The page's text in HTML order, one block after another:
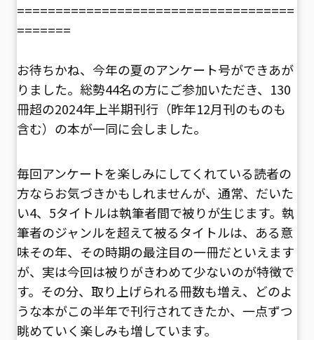
====================================
=======
お待ちかね、今年の夏のアンケート号ができあが
りました。総勢44名の方にご参加いただき、130
冊超の2024年上半期刊行（昨年12月刊のものも
含む）の本が一同に会しました。
毎回アンケートを楽しみにしてくれている読者の
方ならお気づきかもしれませんが、通常、だいた
い4、5タイトルは執筆者間で被りが生じます。執
筆者のジャンルを超えて被るタイトルは、ある意
味その年、その時期の最注目の一冊だといえます
が、実は今回は被りがきわめて少ないのが特徴で
す。その分、取り上げられる冊数も増え、どのよ
うな本がこの半年で刊行されてきたか、一点ずつ
眺めていく楽しみも増しています。